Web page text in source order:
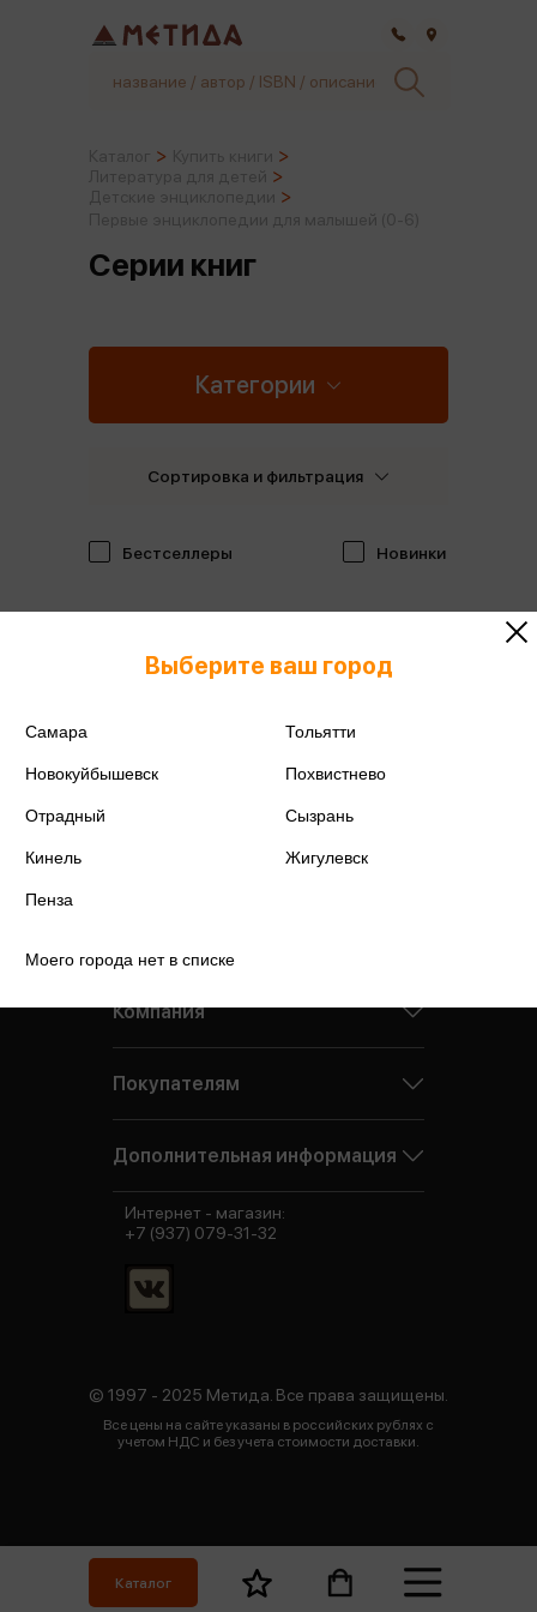
Каталог
Серии книг
Категории
Бестселлеры Новинки
Сортировка и фильтрация
Выберите ваш город
Самара Тольятти
Новокуйбышевск Похвистнево
Отрадный Сызрань
Кинель Жигулевск
Пенза
Моего города нет в списке
Компания
Покупателям
Дополнительная информация
© 1997 - 2025 Метида. Все права защищены.
Все цены на сайте указаны в российских рублях с
учетом НДС и без учета стоимости доставки.
Интернет - магазин:
+7 (937) 079-31-32